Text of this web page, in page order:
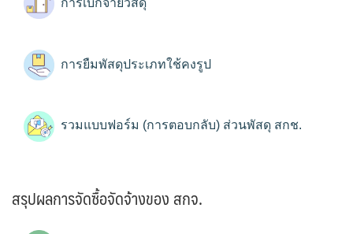
การเบิกจ่ายวัสดุ
การยืมพัสดุประเภทใช้คงรูป
รวมแบบฟอร์ม (การตอบกลับ) ส่วนพัสดุ สกช.
สรุปผลการจัดซื้อจัดจ้างของ สกจ.